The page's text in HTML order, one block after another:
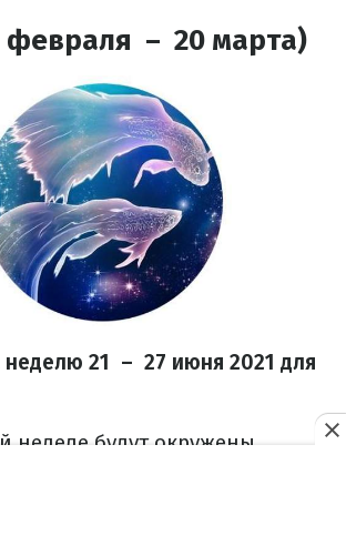
февраля – 20 марта)
неделю 21 – 27 июня 2021 для
неделе будут окружены